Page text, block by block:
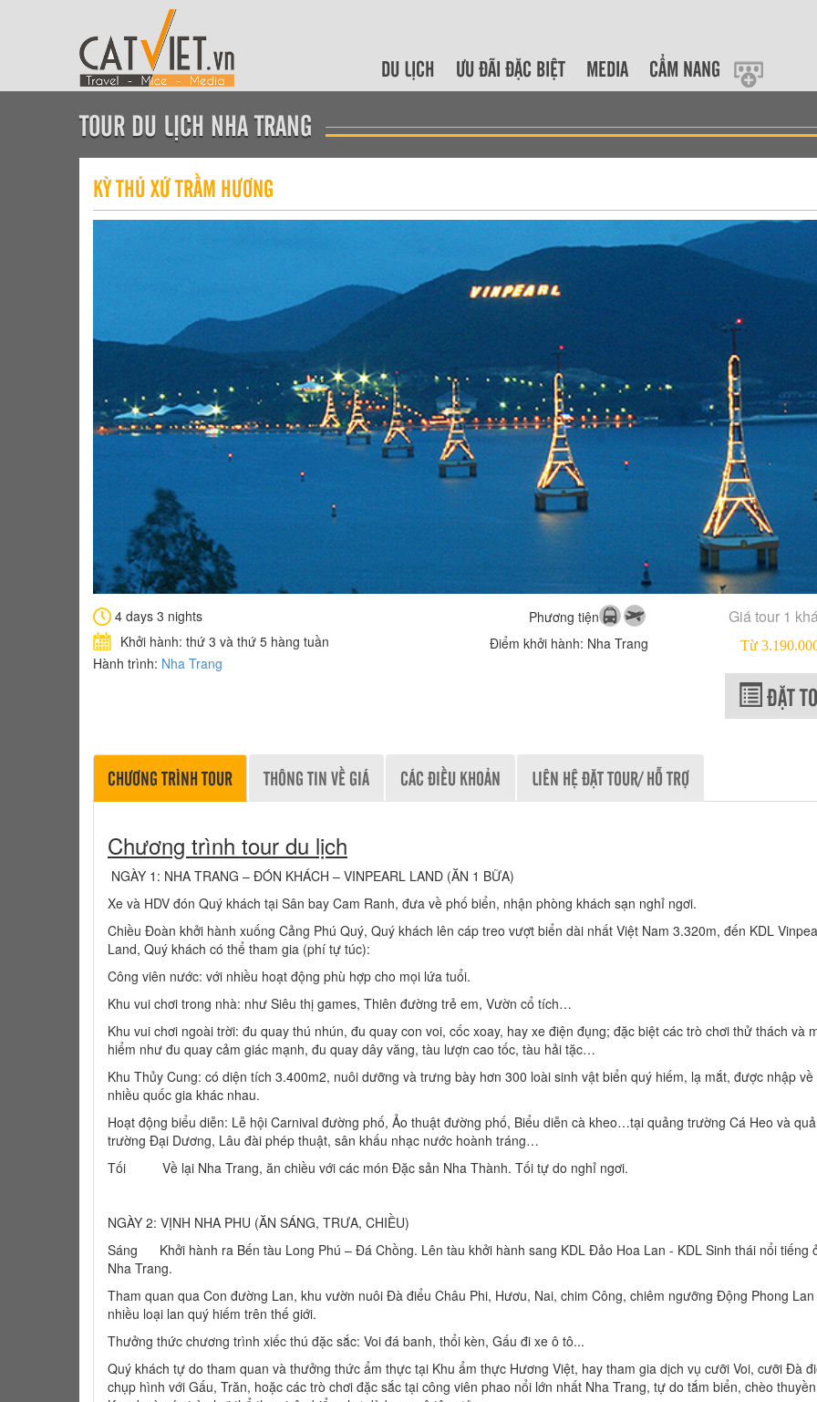
DU LỊCH ƯU ĐÃI ĐẶC BIỆT MEDIA CẨM NANG
TOUR DU LỊCH NHA TRANG
KỲ THÚ XỨ TRẦM HƯƠNG
4 days 3 nights
Phương tiện
Khởi hành: thứ 3 và thứ 5 hàng tuần
Điểm khởi hành: Nha Trang
Hành trình: Nha Trang
Giá tour 1
Từ
ĐẶT
CHƯƠNG TRÌNH TOUR THÔNG TIN VỀ GIÁ CÁC ĐIỀU KHOẢN LIÊN HỆ ĐẶT TOUR/ HỖ TRỢ
Chương trình tour du lịch
NGÀY 1: NHA TRANG – ĐÓN KHÁCH – VINPEARL LAND (ĂN 1 BỮA)
Xe và HDV đón Quý khách tại Sân bay Cam Ranh, đưa về phố biển, nhận phòng khách sạn nghỉ ngơi.
Chiều Đoàn khởi hành xuống Cảng Phú Quý, Quý khách lên cáp treo vượt biển dài nhất Việt Nam 3.320m, đến KDL
Land, Quý khách có thể tham gia (phí tự túc):
Công viên nước: với nhiều hoạt động phù hợp cho mọi lứa tuổi.
Khu vui chơi trong nhà: như Siêu thị games, Thiên đường trẻ em, Vườn cổ tích…
Khu vui chơi ngoài trời: đu quay thú nhún, đu quay con voi, cốc xoay, hay xe điện đụng; đặc biệt các trò chơi thử thách và
hiểm như đu quay cảm giác mạnh, đu quay dây văng, tàu lượn cao tốc, tàu hải tặc…
Khu Thủy Cung: có diện tích 3.400m2, nuôi dưỡng và trưng bày hơn 300 loài sinh vật biển quý hiếm, lạ mắt, được nhập
nhiều quốc gia khác nhau.
Hoạt động biểu diễn: Lễ hội Carnival đường phố, Ảo thuật đường phố, Biểu diễn cà kheo…tại quảng trường Cá Heo và
trường Đại Dương, Lâu đài phép thuật, sân khấu nhạc nước hoành tráng…
Tối Về lại Nha Trang, ăn chiều với các món Đặc sản Nha Thành. Tối tự do nghỉ ngơi.
NGÀY 2: VỊNH NHA PHU (ĂN SÁNG, TRƯA, CHIỀU)
Sáng Khởi hành ra Bến tàu Long Phú – Đá Chồng. Lên tàu khởi hành sang KDL Đảo Hoa Lan - KDL Sinh thái nổi tiếng
Nha Trang.
Tham quan qua Con đường Lan, khu vườn nuôi Đà điểu Châu Phi, Hươu, Nai, chim Công, chiêm ngưỡng Động Phong
nhiều loại lan quý hiếm trên thế giới.
Thưởng thức chương trình xiếc thú đặc sắc: Voi đá banh, thổi kèn, Gấu đi xe ô tô...
Quý khách tự do tham quan và thưởng thức ẩm thực tại Khu ẩm thực Hương Việt, hay tham gia dịch vụ cưỡi Voi, cưỡi Đà
chụp hình với Gấu, Trăn, hoặc các trò chơi đặc sắc tại công viên phao nổi lớn nhất Nha Trang, tự do tắm biển, chèo thuyền
MAJESTIC CRUISE HALONG BAY 2DAYS
Halong
2 days 1 nights
Khởi hành: Daily
Từ: 3.070.000VNÐ / 1
MAJESTIC CRUISE HALONG
3 days 2 nights
Khởi hành: Daily
Từ: 5.739.000VNÐ / 1